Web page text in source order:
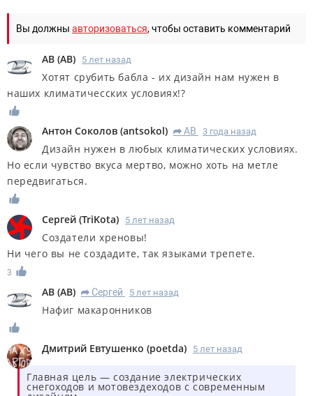
Вы должны авторизоваться, чтобы оставить комментарий
AB (AB) 5 лет назад
Хотят срубить бабла - их дизайн нам нужен в
наших климатичесских условиях!?
Антон Соколов (antsokol) R AB 3 года назад
Дизайн нужен в любых климатических условиях.
Но если чувство вкуса мертво, можно хоть на метле
передвигаться.
Сергей (TriKota) 5 лет назад
Создатели хреновы!
Ни чего вы не создадите, так языками трепете.
3
AB (AB) R Сергей 5 лет назад
Нафиг макаронников
Дмитрий Евтушенко (poetda) 5 лет назад
Главная цель — создание электрических
снегоходов и мотовездеходов с современным